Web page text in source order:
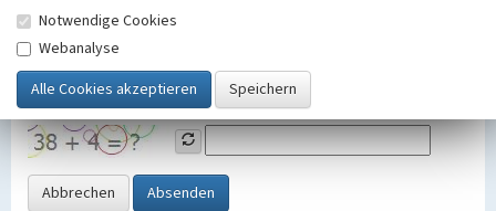
SicherheitsabfrageTragen Sie unten das Rechenergebnis aus der
Grafik ein
Abbrechen Absenden
Notwendige Cookies
Webanalyse